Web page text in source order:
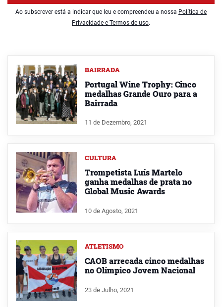
Ao subscrever está a indicar que leu e compreendeu a nossa Política de
Privacidade e Termos de uso.
BAIRRADA
Portugal Wine Trophy: Cinco
medalhas Grande Ouro para a
Bairrada
11 de Dezembro, 2021
CULTURA
Trompetista Luís Martelo
ganha medalhas de prata no
Global Music Awards
10 de Agosto, 2021
ATLETISMO
CAOB arrecada cinco medalhas
no Olímpico Jovem Nacional
23 de Julho, 2021